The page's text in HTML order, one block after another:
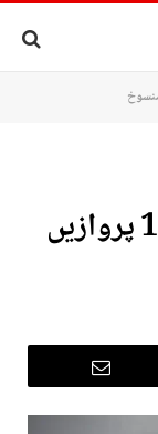
دھند کے باعث پنجاب میں14 پروازیں